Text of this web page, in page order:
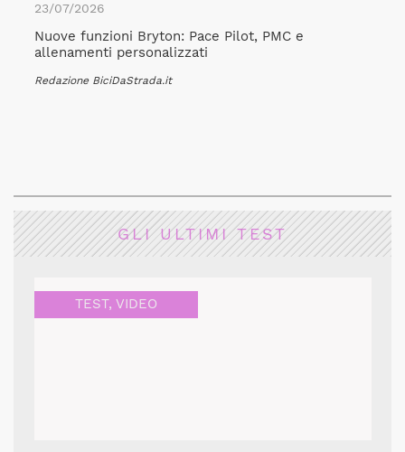
23/07/2026
Nuove funzioni Bryton: Pace Pilot, PMC e
allenamenti personalizzati
Redazione BiciDaStrada.it
GLI ULTIMI TEST
TEST, VIDEO